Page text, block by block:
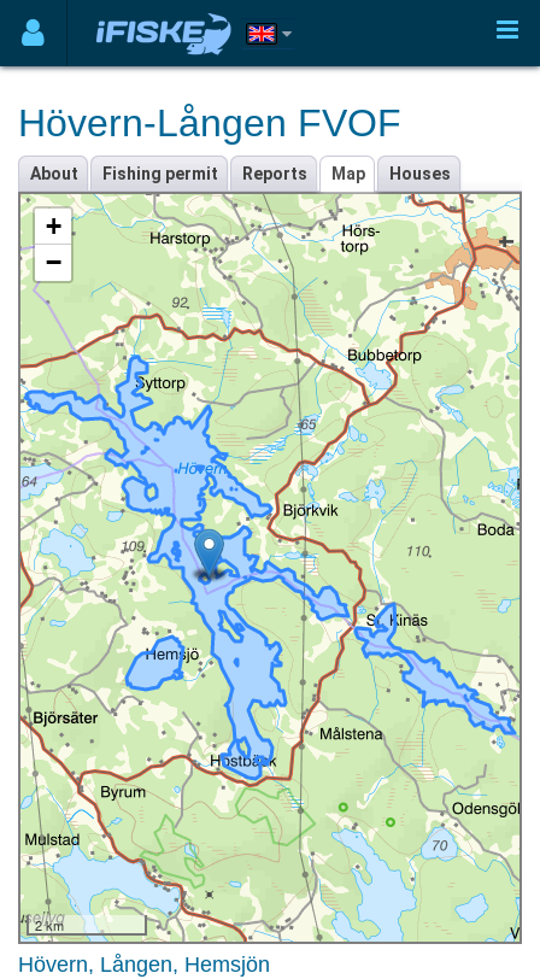
Hövern-Lången FVOF
About Fishing permit Reports Map Houses
+
−
2 km
Hövern, Lången, Hemsjön